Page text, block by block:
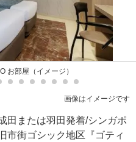
お部屋（イメージ）
画像はイメージです
田または羽田発着/シンガポ
市街ゴシック地区『ゴティ